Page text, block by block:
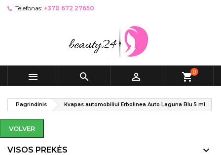
Telefonas: +370 672 27650
   shopping_cart0
Pagrindinis Kvapas automobiliui Erbolinea Auto Laguna Blu 5 ml
VOLVER
VISOS PREKĖS